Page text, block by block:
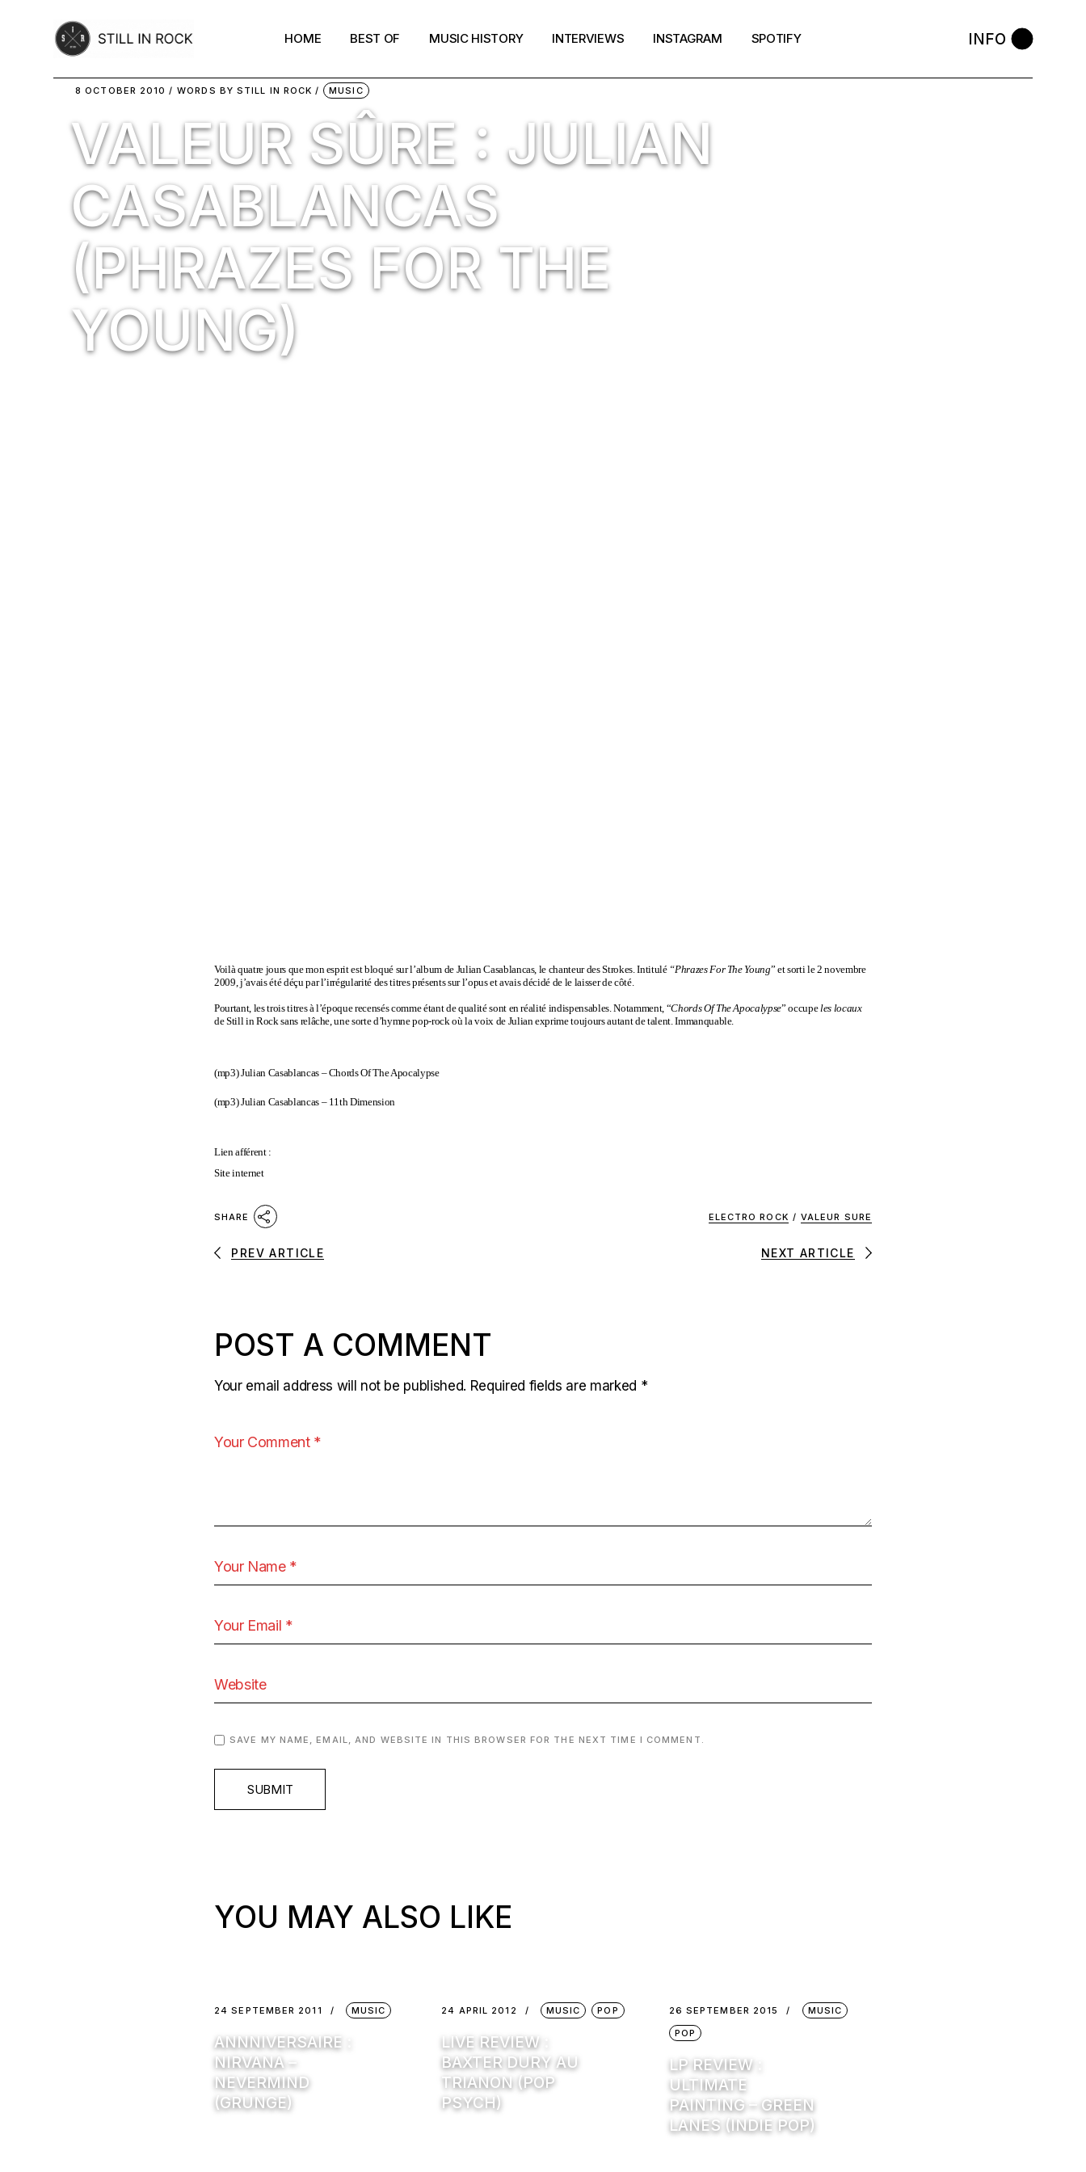
HOME BEST OF MUSIC HISTORY INTERVIEWS INSTAGRAM SPOTIFY INFO
8 OCTOBER 2010 WORDS BYSTILL IN ROCK MUSIC
VALEUR SÛRE : JULIAN
CASABLANCAS
(PHRAZES FOR THE
YOUNG)
Voilà quatre jours que mon esprit est bloqué sur l’album de Julian Casablancas, le chanteur des Strokes. Intitulé “Phrazes For The Young” et sorti le 2 novembre
2009, j’avais été déçu par l’irrégularité des titres présents sur l’opus et avais décidé de le laisser de côté.
Pourtant, les trois titres à l’époque recensés comme étant de qualité sont en réalité indispensables. Notamment, “Chords Of The Apocalypse” occupeles locaux
de Still in Rock sans relâche, une sorte d’hymne pop-rock où la voix de Julian exprime toujours autant de talent. Immanquable.
(mp3)Julian Casablancas – Chords Of The Apocalypse
(mp3)Julian Casablancas – 11th Dimension
Lien afférent :
Site internet
SHARE ELECTRO ROCK / VALEUR SURE
PREV ARTICLE NEXT ARTICLE
POST A COMMENT
Your email address will not be published. Required fields are marked *
SAVE MY NAME, EMAIL, AND WEBSITE IN THIS BROWSER FOR THE NEXT TIME I COMMENT.
SUBMIT
YOU MAY ALSO LIKE
24 SEPTEMBER 2011 MUSIC
ANNNIVERSAIRE :
NIRVANA –
NEVERMIND
(GRUNGE)
24 APRIL 2012 MUSIC POP
LIVE REVIEW :
BAXTER DURY AU
TRIANON (POP
PSYCH)
26 SEPTEMBER 2015
MUSIC
POP
LP REVIEW :
ULTIMATE
PAINTING – GREEN
LANES (INDIE POP)